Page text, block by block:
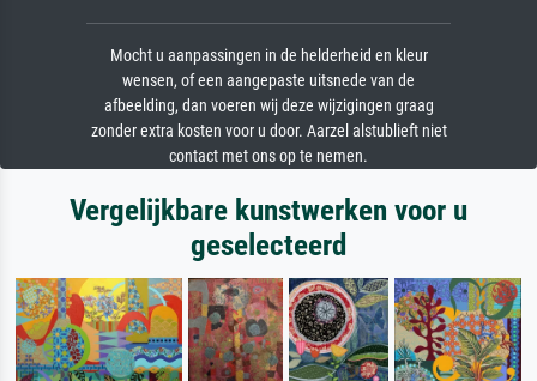
Mocht u aanpassingen in de helderheid en kleur
wensen, of een aangepaste uitsnede van de
afbeelding, dan voeren wij deze wijzigingen graag
zonder extra kosten voor u door. Aarzel alstublieft niet
contact met ons op te nemen.
Vergelijkbare kunstwerken voor u
geselecteerd